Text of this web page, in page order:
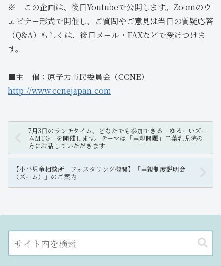
※ この企画は、後日Youtubeで公開します。Zoomのウ
ェビナー形式で開催し、ご質問やご意見は当日の質疑応答
（Q&A）もしくは、後日メール・FAXなどで受けつけま
す。
■主 催：原子力市民委員会（CCNE）
http://www.ccnejapan.com
7月3日のランチタイム、どなたでも参加できる「ゆるーいズー
ムMTG」を開催します。テーマは「里親問題」二葉乳児院の
方にお話していただきます
【小平児童相談所 フォスタリング機関】「里親制度説明会
（ズーム）」のご案内